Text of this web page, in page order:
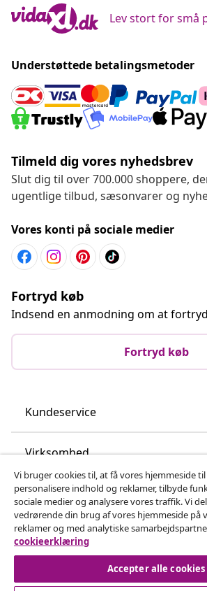
Lev stort for små
Understøttede betalingsmetoder
Tilmeld dig vores nyhedsbrev
Slut dig til over 700.000 shoppere,
ugentlige tilbud, sæsonvarer og
Vores konti på sociale medier
Fortryd køb
Indsend en anmodning om at
Fortryd køb
Kundeservice
Virksomhed
vidaXL
Opdag mere
Vi bruger cookies til, at få vores hjemmeside
personalisere indhold og reklamer, tilbyde
sociale medier og analysere vores traffik. Vi
vedrørende din brug af vores hjemmeside på
reklamer og med analytiske
cookieerklæring
Accepter alle cookies